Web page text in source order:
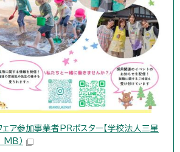
ェア参加事業者PRポスター【学校法人三星
MB）